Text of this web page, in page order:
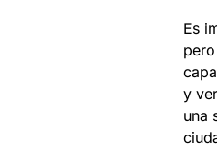
Es
y
una